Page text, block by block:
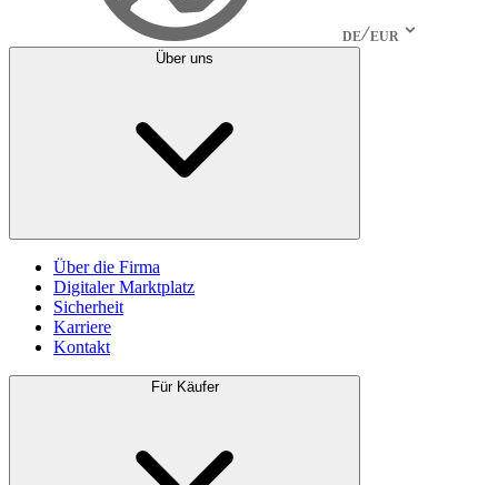
DE EUR
Über uns
Über die Firma
Digitaler Marktplatz
Sicherheit
Karriere
Kontakt
Für Käufer